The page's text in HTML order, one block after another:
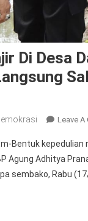
Di Desa
Leave A
Bentuk
Agung Adhitya
sembako, Rabu